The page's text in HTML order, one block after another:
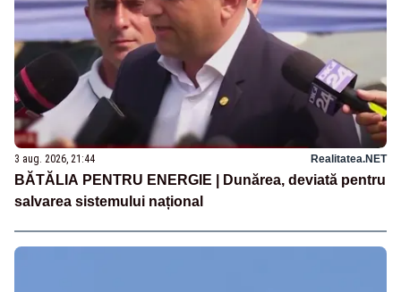
3 aug. 2026, 21:44 Realitatea.NET
BĂTĂLIA PENTRU ENERGIE | Dunărea, deviată pentru
salvarea sistemului național